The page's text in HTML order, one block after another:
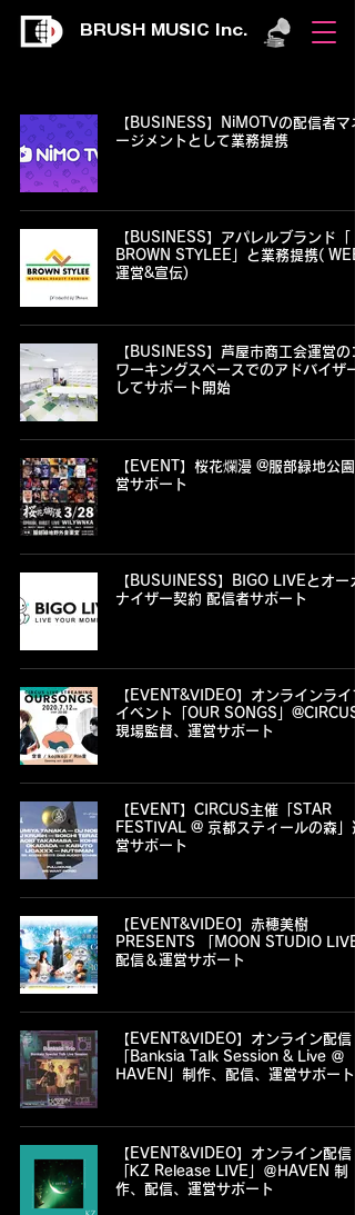
BRUSH MUSIC Inc.
【BUSINESS】NiMOTVの配信者マ
ージメントとして業務提携
【BUSINESS】アパレルブランド「
BROWN STYLEE」と業務提携( WEB
運営&宣伝)
【BUSINESS】芦屋市商工会運営の
ワーキングスペースでのアドバイザ
してサポート開始
【EVENT】桜花爛漫 @服部緑地公園
営サポート
【BUSUINESS】BIGO LIVEとオー
ナイザー契約 配信者サポート
【EVENT&VIDEO】オンラインライ
イベント「OUR SONGS」@CIRCUS
現場監督、運営サポート
【EVENT】CIRCUS主催「STAR
FESTIVAL @ 京都スティールの森」
営サポート
【EVENT&VIDEO】赤穂美樹
PRESENTS 「MOON STUDIO LIVE
配信＆運営サポート
【EVENT&VIDEO】オンライン配信
「Banksia Talk Session & Live ＠
HAVEN」制作、配信、運営サポート
【EVENT&VIDEO】オンライン配信
「KZ Release LIVE」＠HAVEN 制
作、配信、運営サポート